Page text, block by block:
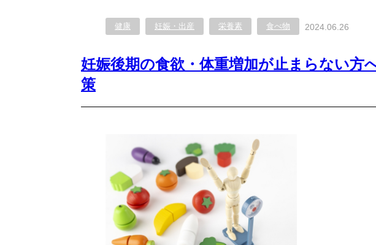
健康 妊娠・出産 栄養素 食べ物 2024.06.26
妊娠後期の食欲・体重増加が止まらない方
策